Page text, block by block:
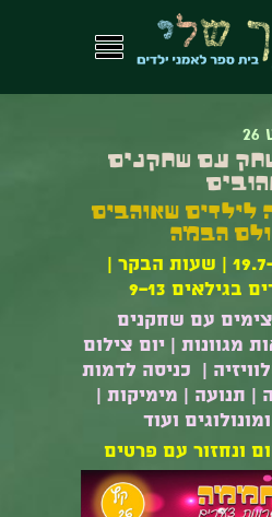
עם שחקנים
לילדים שאוהבים
הבמה
קיץ 26| 19.7-30.7 | שעות הבקר |
בגילאים 9-13
עם שחקנים
מגוונות | יום צילום
| כניסה לדמות
| תנועה | מימיקות |
ועוד
ונחזור עם פרטים